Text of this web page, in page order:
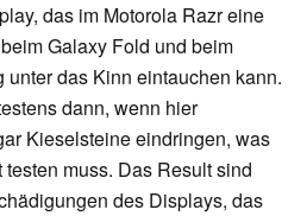
das im Motorola Razr eine
Galaxy Fold und beim
unter das Kinn eintauchen kann.
dann, wenn hier
Kieselsteine eindringen, was
muss. Das Result sind
des Displays, das